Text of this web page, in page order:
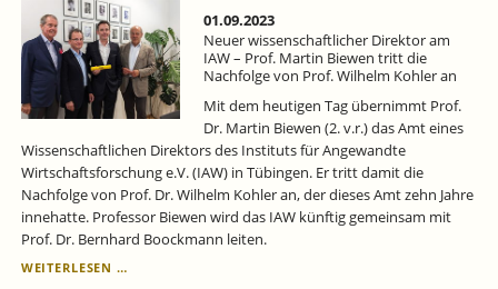
01.09.2023
Neuer wissenschaftlicher Direktor am
IAW – Prof. Martin Biewen tritt die
Nachfolge von Prof. Wilhelm Kohler an
Mit dem heutigen Tag übernimmt Prof.
Dr. Martin Biewen (2. v.r.) das Amt eines
Wissenschaftlichen Direktors des Instituts für Angewandte
Wirtschaftsforschung e.V. (IAW) in Tübingen. Er tritt damit die
Nachfolge von Prof. Dr. Wilhelm Kohler an, der dieses Amt zehn Jahre
innehatte. Professor Biewen wird das IAW künftig gemeinsam mit
Prof. Dr. Bernhard Boockmann leiten.
WEITERLESEN …NEUER